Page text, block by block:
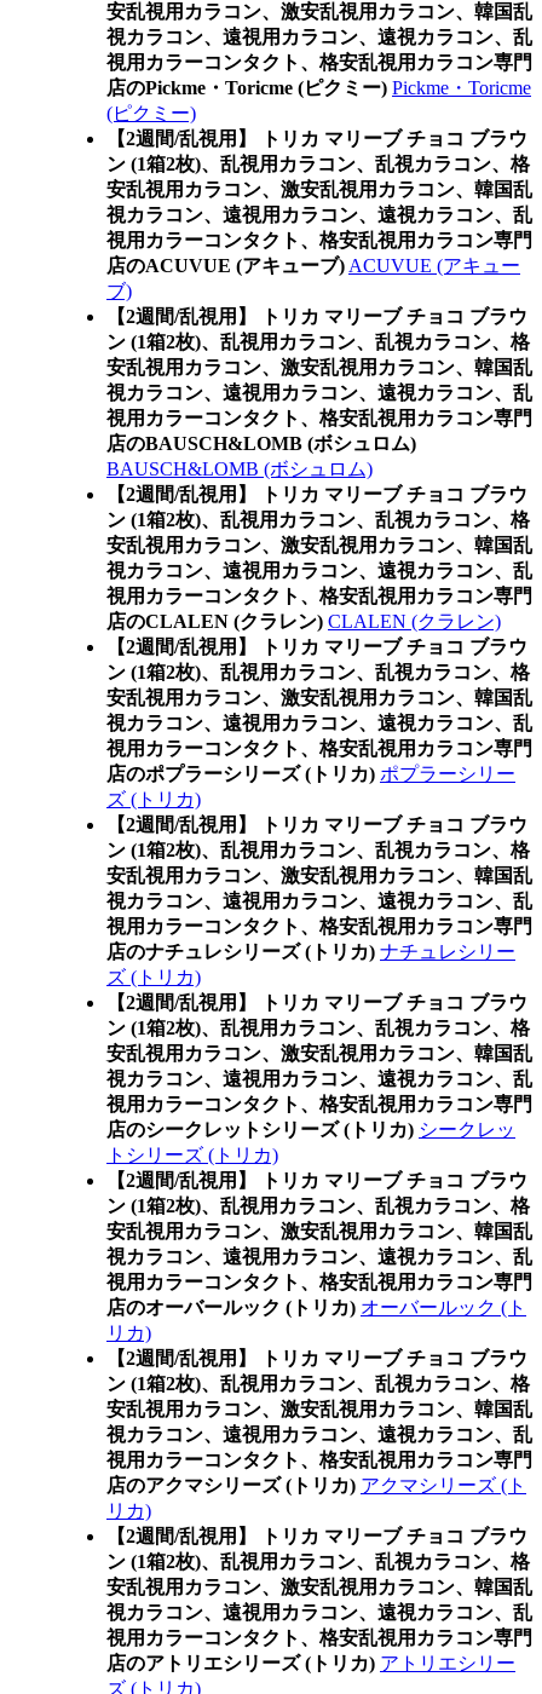
安乱視用カラコン、激安乱視用カラコン、韓国乱
視カラコン、遠視用カラコン、遠視カラコン、乱
視用カラーコンタクト、格安乱視用カラコン専門
店のPickme・Toricme (ピクミー) Pickme・Toricme
(ピクミー)
【2週間/乱視用】 トリカ マリーブ チョコ ブラウ
ン (1箱2枚)、乱視用カラコン、乱視カラコン、格
安乱視用カラコン、激安乱視用カラコン、韓国乱
視カラコン、遠視用カラコン、遠視カラコン、乱
視用カラーコンタクト、格安乱視用カラコン専門
店のACUVUE (アキューブ) ACUVUE (アキュー
ブ)
【2週間/乱視用】 トリカ マリーブ チョコ ブラウ
ン (1箱2枚)、乱視用カラコン、乱視カラコン、格
安乱視用カラコン、激安乱視用カラコン、韓国乱
視カラコン、遠視用カラコン、遠視カラコン、乱
視用カラーコンタクト、格安乱視用カラコン専門
店のBAUSCH&LOMB (ボシュロム)
BAUSCH&LOMB (ボシュロム)
【2週間/乱視用】 トリカ マリーブ チョコ ブラウ
ン (1箱2枚)、乱視用カラコン、乱視カラコン、格
安乱視用カラコン、激安乱視用カラコン、韓国乱
視カラコン、遠視用カラコン、遠視カラコン、乱
視用カラーコンタクト、格安乱視用カラコン専門
店のCLALEN (クラレン) CLALEN (クラレン)
【2週間/乱視用】 トリカ マリーブ チョコ ブラウ
ン (1箱2枚)、乱視用カラコン、乱視カラコン、格
安乱視用カラコン、激安乱視用カラコン、韓国乱
視カラコン、遠視用カラコン、遠視カラコン、乱
視用カラーコンタクト、格安乱視用カラコン専門
店のポプラーシリーズ (トリカ) ポプラーシリー
ズ (トリカ)
【2週間/乱視用】 トリカ マリーブ チョコ ブラウ
ン (1箱2枚)、乱視用カラコン、乱視カラコン、格
安乱視用カラコン、激安乱視用カラコン、韓国乱
視カラコン、遠視用カラコン、遠視カラコン、乱
視用カラーコンタクト、格安乱視用カラコン専門
店のナチュレシリーズ (トリカ) ナチュレシリー
ズ (トリカ)
【2週間/乱視用】 トリカ マリーブ チョコ ブラウ
ン (1箱2枚)、乱視用カラコン、乱視カラコン、格
安乱視用カラコン、激安乱視用カラコン、韓国乱
視カラコン、遠視用カラコン、遠視カラコン、乱
視用カラーコンタクト、格安乱視用カラコン専門
店のシークレットシリーズ (トリカ) シークレッ
トシリーズ (トリカ)
【2週間/乱視用】 トリカ マリーブ チョコ ブラウ
ン (1箱2枚)、乱視用カラコン、乱視カラコン、格
安乱視用カラコン、激安乱視用カラコン、韓国乱
視カラコン、遠視用カラコン、遠視カラコン、乱
視用カラーコンタクト、格安乱視用カラコン専門
店のオーバールック (トリカ) オーバールック (ト
リカ)
【2週間/乱視用】 トリカ マリーブ チョコ ブラウ
ン (1箱2枚)、乱視用カラコン、乱視カラコン、格
安乱視用カラコン、激安乱視用カラコン、韓国乱
視カラコン、遠視用カラコン、遠視カラコン、乱
視用カラーコンタクト、格安乱視用カラコン専門
店のアクマシリーズ (トリカ) アクマシリーズ (ト
リカ)
【2週間/乱視用】 トリカ マリーブ チョコ ブラウ
ン (1箱2枚)、乱視用カラコン、乱視カラコン、格
安乱視用カラコン、激安乱視用カラコン、韓国乱
視カラコン、遠視用カラコン、遠視カラコン、乱
視用カラーコンタクト、格安乱視用カラコン専門
店のアトリエシリーズ (トリカ) アトリエシリー
ズ (トリカ)